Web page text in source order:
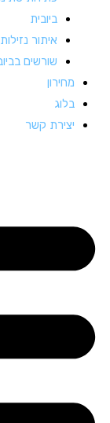
ביובית
איתור נזילות
שורשים
מחירון
בלוג
יצירת קשר